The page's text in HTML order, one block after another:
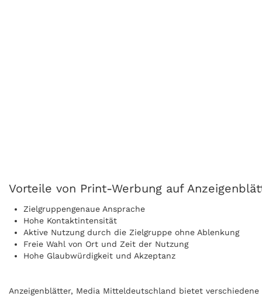
Vorteile von Print-Werbung auf
Zielgruppengenaue Ansprache
Hohe Kontaktintensität
Aktive Nutzung durch die Zielgruppe ohne Ablenkung
Freie Wahl von Ort und Zeit der Nutzung
Hohe Glaubwürdigkeit und Akzeptanz
Anzeigenblätter, Media Mitteldeutschland bietet